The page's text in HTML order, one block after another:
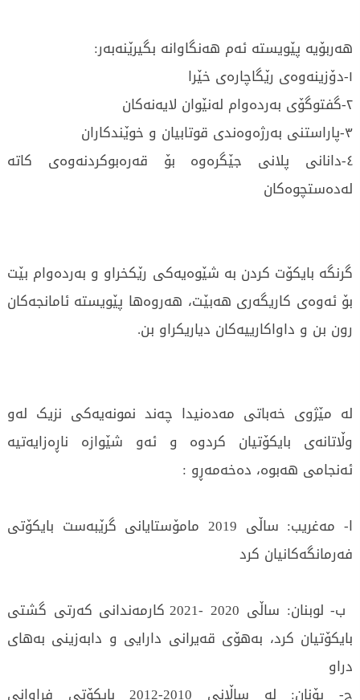
هەربۆیە پێویستە ئەم هەنگاوانە بگیرێنەبەر:
١-دۆزینەوەی رێگاچارەی خێرا
٢-گفتوگۆی بەردەوام لەنێوان لایەنەکان
٣-پاراستنی بەرژەوەندی قوتابیان و خوێندکاران
٤-دانانی پلانی جێگرەوە بۆ قەرەبوکردنەوەی کاتە
لەدەستچوەکان
گرنگە بایکۆت کردن بە شێوەیەکی رێکخراو و بەردەوام بێت
بۆ ئەوەی کاریگەری هەبێت، هەروەها پێویستە ئامانجەکان
رون بن و داواکارییەکان دیاریکراو بن.
لە مێژوی خەباتی مەدەنیدا چەند نمونەیەکی نزیک لەو
وڵاتانەی بایکۆتیان کردوە و ئەو شێوازە ناڕەزایەتیە
ئەنجامی هەبوە، دەخەمەڕو :
ا- مەغریب: ساڵی 2019 مامۆستایانی گرێبەست بایکۆتی
فەرمانگەکانیان کرد
ب- لوبنان: ساڵی 2020 -2021 کارمەندانی کەرتی گشتی
بایکۆتیان کرد، بەهۆی قەیرانی دارایی و دابەزینی بەهای
دراو
ج- یۆنان: لە ساڵانی 2010-2012 بایکۆتی فراوانی